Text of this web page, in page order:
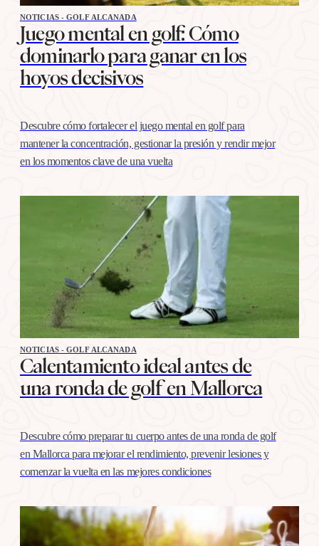
NOTICIAS - GOLF ALCANADA
Juego mental en golf: Cómo
dominarlo para ganar en los
hoyos decisivos
Descubre cómo fortalecer el juego mental en golf para
mantener la concentración, gestionar la presión y rendir mejor
en los momentos clave de una vuelta
NOTICIAS - GOLF ALCANADA
Calentamiento ideal antes de
una ronda de golf en Mallorca
Descubre cómo preparar tu cuerpo antes de una ronda de golf
en Mallorca para mejorar el rendimiento, prevenir lesiones y
comenzar la vuelta en las mejores condiciones